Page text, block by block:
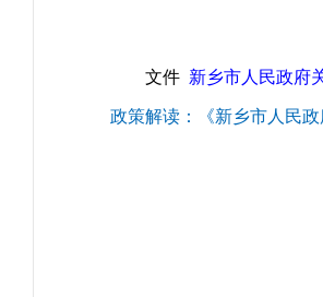
文件 新乡市人民政府
政策解读：《新乡市人民